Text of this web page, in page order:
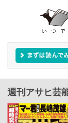
週刊アサヒ芸